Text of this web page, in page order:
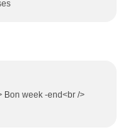
Bon week -end<br />